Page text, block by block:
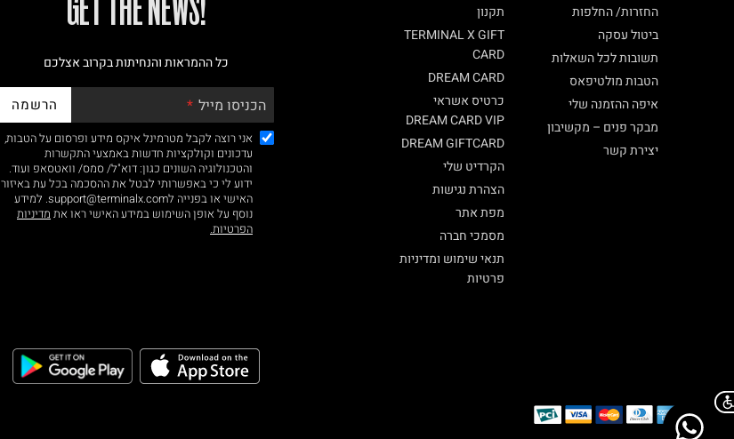
כל ההמראות והנחיתות בקרוב אצלכם
הכניסו מייל הרשמה
אני רוצה לקבל מטרמינל איקס מידע ופרסום על הטבות,
עדכונים וקולקציות חדשות באמצעי התקשרות
והטכנולוגיה השונים כגון: דוא"ל/ סמס/ וואטסאפ ועוד.
ידוע לי כי באפשרותי לבטל את ההסכמה בכל עת באיזור
האישי או בפנייה לsupport@terminalx.com. למידע
נוסף על אופן השימוש במידע האישי ראו את מדיניות
הפרטיות.
תקנון
TERMINAL X GIFT
CARD
DREAM CARD
כרטיס אשראי
DREAM CARD VIP
DREAM GIFTCARD
הקרדיט שלי
הצהרת נגישות
מפת אתר
מסמכי חברה
תנאי שימוש ומדיניות
פרטיות
החזרות/ החלפות
ביטול עסקה
תשובות לכל השאלות
הטבות מולטיפאס
איפה ההזמנה שלי
מבקר פנים – מקשיבון
יצירת קשר
Chat on WhatsApp